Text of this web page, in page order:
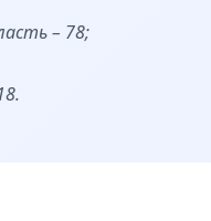
– 78;